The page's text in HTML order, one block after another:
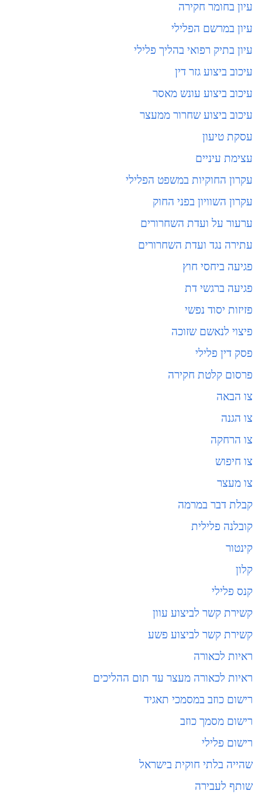
עיון בחומר חקירה
עיון במרשם הפלילי
עיון בתיק רפואי בהליך פלילי
עיכוב ביצוע גזר דין
עיכוב ביצוע עונש מאסר
עיכוב ביצוע שחרור ממעצר
עסקת טיעון
עצימת עיניים
עקרון החוקיות במשפט הפלילי
עקרון השוויון בפני החוק
ערעור על ועדת השחרורים
עתירה נגד ועדת השחרורים
פגיעה ביחסי חוץ
פגיעה ברגשי דת
פזיזות יסוד נפשי
פיצוי לנאשם שזוכה
פסק דין פלילי
פרסום קלטת חקירה
צו הבאה
צו הגנה
צו הרחקה
צו חיפוש
צו מעצר
קבלת דבר במרמה
קובלנה פלילית
קינטור
קלון
קנס פלילי
קשירת קשר לביצוע עוון
קשירת קשר לביצוע פשע
ראיות לכאורה
ראיות לכאורה מעצר עד תום ההליכים
רישום כוזב במסמכי תאגיד
רישום מסמך כוזב
רישום פלילי
שהייה בלתי חוקית בישראל
שותף לעבירה